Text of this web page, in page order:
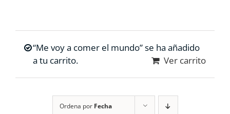
“Me voy a comer el mundo” se ha añadido
a tu carrito.
Ver carrito
Ordena por Fecha